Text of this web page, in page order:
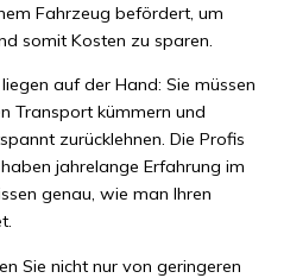
Fahrzeug befördert, um
somit Kosten zu sparen.
auf der Hand: Sie müssen
Transport kümmern und
zurücklehnen. Die Profis
jahrelange Erfahrung im
genau, wie man Ihren
Sie nicht nur von geringeren